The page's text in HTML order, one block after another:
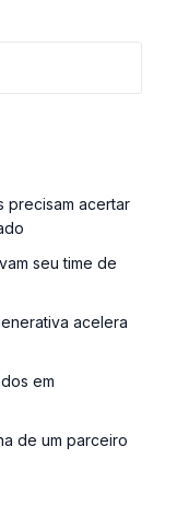
precisam acertar
seu time de
acelera
em
de um parceiro